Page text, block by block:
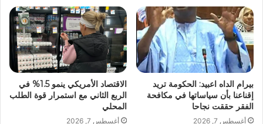
بيرام الداه اعبيد: الحكومة تريد
إقناعنا بأن سياساتها في مكافحة
الفقر حققت نجاحا
أغسطس 7, 2026
الاقتصاد الأمريكي ينمو 1.5% في
الربع الثاني مع استمرار قوة الطلب
المحلي
أغسطس 7, 2026